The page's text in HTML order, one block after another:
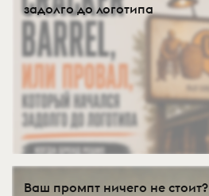
задолго до логотипа
Ваш промпт ничего не стоит?